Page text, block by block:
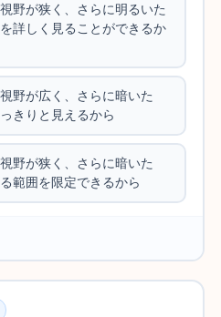
野が狭く、さらに明るいた
詳しく見ることができるか
野が広く、さらに暗いた
きりと見えるから
野が狭く、さらに暗いた
範囲を限定できるから